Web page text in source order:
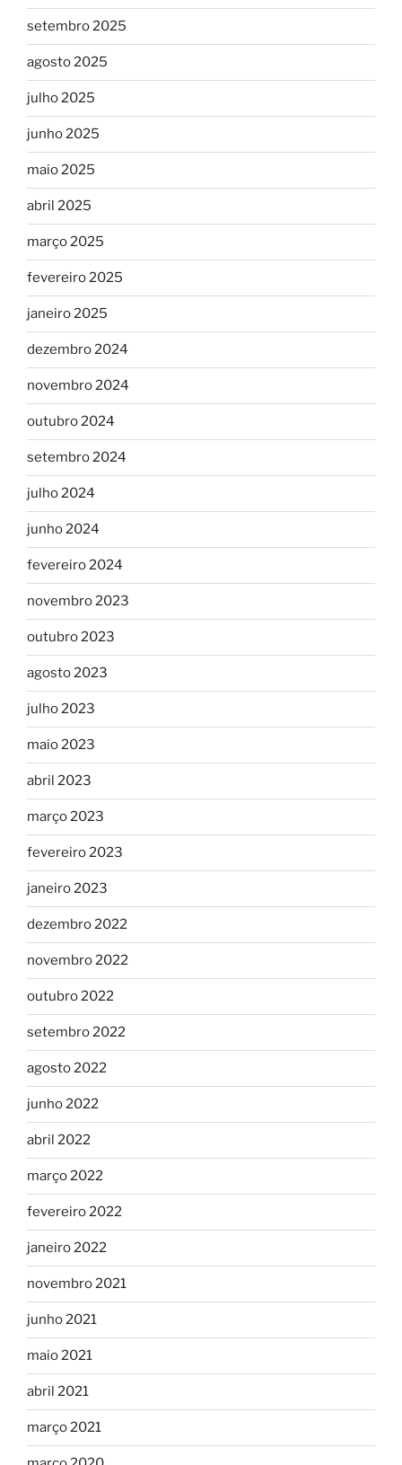
setembro 2025
agosto 2025
julho 2025
junho 2025
maio 2025
abril 2025
março 2025
fevereiro 2025
janeiro 2025
dezembro 2024
novembro 2024
outubro 2024
setembro 2024
julho 2024
junho 2024
fevereiro 2024
novembro 2023
outubro 2023
agosto 2023
julho 2023
maio 2023
abril 2023
março 2023
fevereiro 2023
janeiro 2023
dezembro 2022
novembro 2022
outubro 2022
setembro 2022
agosto 2022
junho 2022
abril 2022
março 2022
fevereiro 2022
janeiro 2022
novembro 2021
junho 2021
maio 2021
abril 2021
março 2021